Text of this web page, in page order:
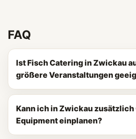
FAQ
Ist Fisch Catering in Zwickau
größere Veranstaltungen
Kann ich in Zwickau zusätzlich
Equipment einplanen?